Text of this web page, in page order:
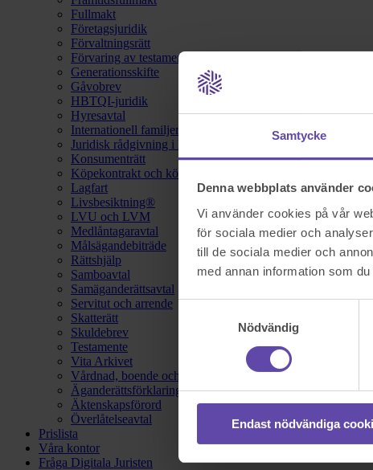
Samtycke
Denna webbplats använder
Vi använder cookies på vår
för sociala medier och
till de sociala medier och
med annan information som
Nödvändig
Endast nödvändiga
Fullmakt
Företagsjuridik
Förvaltningsrätt
Förvaring av testamente
Generationsskifte
Gåvobrev
HBTQI-juridik
Hyresavtal
Internationell familjerätt
Juridisk rådgivning i hemförsäkring
Konsumenträtt
Köpekontrakt och köpebrev
Lagfart
Livsbesiktning®
LVU och LVM
Medlåntagaravtal
Målsägandebiträde
Rättshjälp
Samboavtal
Samäganderättsavtal
Servitut och arrende
Skatterätt
Skuldebrev
Testamente
Vita Arkivet
Vårdnad, boende och umgänge
Äganderättsförklaring
Äktenskapsförord
Överlåtelseavtal
Prislista
Våra kontor
Fråga Digitala Juristen